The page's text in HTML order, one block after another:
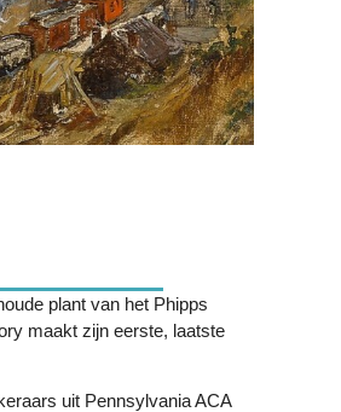
plant van het Phipps
maakt zijn eerste, laatste
uit Pennsylvania ACA